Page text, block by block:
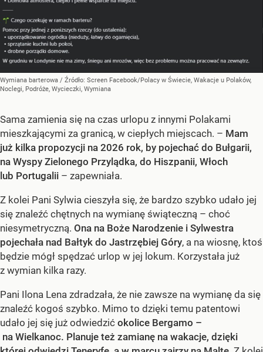
Wymiana barterowa / Źródło: Screen Facebook/Polacy w Świecie, Wakacje u Polaków,
Noclegi, Podróże, Wycieczki, Wymiana
Sama zamienia się na czas urlopu z innymi Polakami
mieszkającymi za granicą, w ciepłych miejscach. – Mam
już kilka propozycji na 2026 rok, by pojechać do Bułgarii,
na Wyspy Zielonego Przylądka, do Hiszpanii, Włoch
lub Portugalii – zapewniała.
Z kolei Pani Sylwia cieszyła się, że bardzo szybko udało jej
się znaleźć chętnych na wymianę świąteczną – choć
niesymetryczną. Ona na Boże Narodzenie i Sylwestra
pojechała nad Bałtyk do Jastrzębiej Góry, a na wiosnę, ktoś
będzie mógł spędzać urlop w jej lokum. Korzystała już
z wymian kilka razy.
Pani Ilona Lena zdradzała, że nie zawsze na wymianę da się
znaleźć kogoś szybko. Mimo to dzięki temu patentowi
udało jej się już odwiedzić okolice Bergamo –
na Wielkanoc. Planuje też zamianę na wakacje, dzięki